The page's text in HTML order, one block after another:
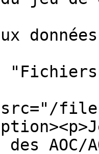
données
files/
des